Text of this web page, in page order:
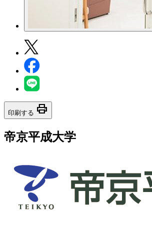
印刷する print
帝京平成大学